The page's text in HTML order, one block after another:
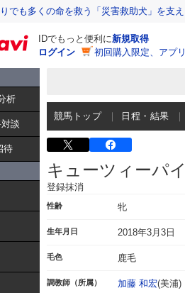
りでも多くの命を救う「災害救助犬」を支え
IDでもっと便利に新規取得
ログイン
初回購入限定、アプ
析
談
待
競馬トップ 日程・結果
キューツィーパイ
登録抹消
性齢 牝
生年月日 2018年3月3日
毛色 鹿毛
調教師（所属） 加藤 和宏(美浦)